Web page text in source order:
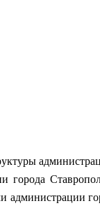
города
администрации